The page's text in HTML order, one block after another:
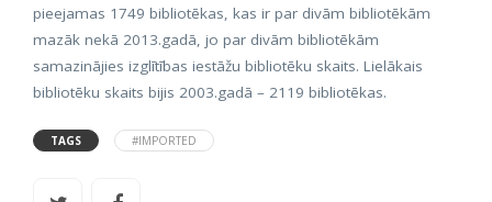
pieejamas 1749 bibliotēkas, kas ir par divām bibliotēkām
mazāk nekā 2013.gadā, jo par divām bibliotēkām
samazinājies izglītības iestāžu bibliotēku skaits. Lielākais
bibliotēku skaits bijis 2003.gadā – 2119 bibliotēkas.
TAGS #IMPORTED